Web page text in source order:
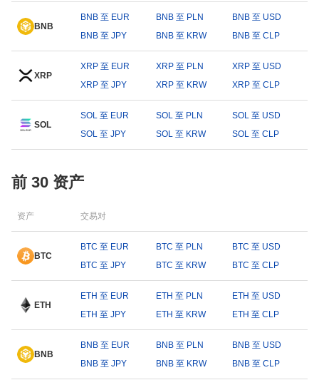
BNB
BNB 至 EUR BNB 至 PLN
BNB 至 USD
BNB 至 JPY
BNB 至 KRW BNB 至 CLP
XRP
XRP 至 EUR XRP 至 PLN
XRP 至 USD
XRP 至 JPY
XRP 至 KRW XRP 至 CLP
SOL
SOL 至 EUR SOL 至 PLN
SOL 至 USD
SOL 至 JPY
SOL 至 KRW SOL 至 CLP
前 30 资产
资产 交易对
BTC
BTC 至 EUR BTC 至 PLN
BTC 至 USD
BTC 至 JPY
BTC 至 KRW BTC 至 CLP
ETH
ETH 至 EUR ETH 至 PLN
ETH 至 USD
ETH 至 JPY
ETH 至 KRW ETH 至 CLP
BNB
BNB 至 EUR BNB 至 PLN
BNB 至 USD
BNB 至 JPY
BNB 至 KRW BNB 至 CLP